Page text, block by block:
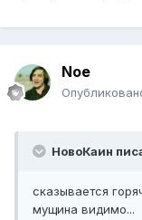
Noe
НовоКаин
сказывается
мущина видимо...